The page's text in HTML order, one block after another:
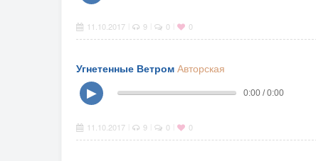
11.10.2017 9 0 0
Угнетенные Ветром Авторская
▶
0:00 / 0:00
11.10.2017 9 0 0